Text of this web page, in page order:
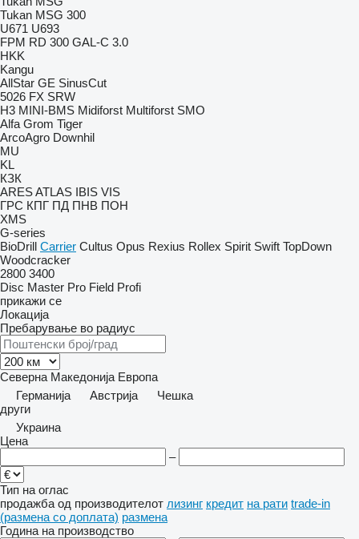
Tukan MSG 300
U671 U693
FPM RD 300 GAL-C 3.0
HKK
Kangu
AllStar GE SinusCut
5026 FX SRW
H3 MINI-BMS Midiforst Multiforst SMO
Alfa Grom Tiger
ArcoAgro Downhil
MU
KL
КЗК
ARESATLAS IBIS VIS
ГРС КПГ ПД ПНВ ПОН
XMS
G-series
BioDrill Carrier Cultus Opus Rexius Rollex Spirit Swift TopDown
Woodcracker
2800 3400
Disc Master Pro Field Profi
прикажи се
Локација
Пребарување во радиус
Северна Македонија Европа
Германија
Австрија
Чешка
други
Украина
Цена
–
Тип на оглас
продажба од производителот лизинг кредит на рати trade-in
(размена со доплата) размена
Година на производство